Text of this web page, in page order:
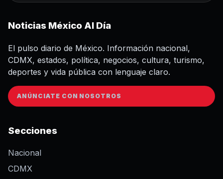
Noticias México Al Día
El pulso diario de México. Información nacional,
CDMX, estados, política, negocios, cultura, turismo,
deportes y vida pública con lenguaje claro.
ANÚNCIATE CON NOSOTROS
Secciones
Nacional
CDMX